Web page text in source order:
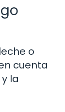
o
cuenta
la